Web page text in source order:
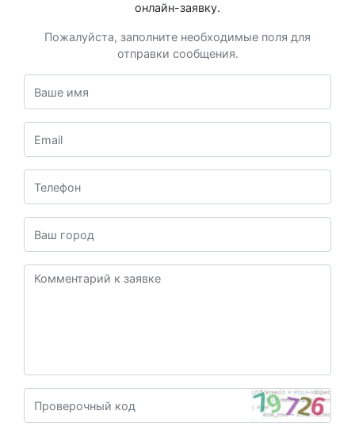
онлайн-заявку.
Пожалуйста, заполните необходимые поля для
отправки сообщения.